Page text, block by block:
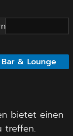
Bar & Lounge
bietet einen
treffen.